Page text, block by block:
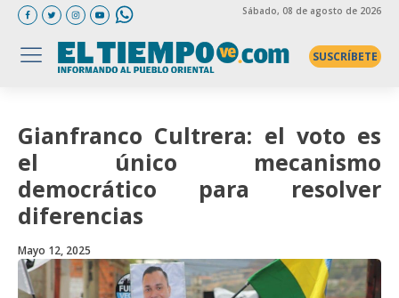
Sábado, 08 de agosto de 2026
SUSCRÍBETE
Gianfranco Cultrera: el voto es
el único mecanismo
democrático para resolver
diferencias
Mayo 12, 2025